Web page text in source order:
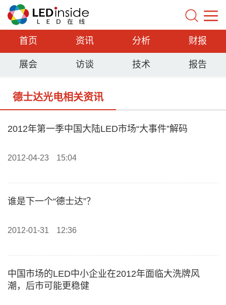
首页 资讯 分析 财报
展会 访谈 技术 报告
德士达光电相关资讯
2012年第一季中国大陆LED市场“大事件”解码
2012-04-23 15:04
谁是下一个“德士达”？
2012-01-31 12:36
中国市场的LED中小企业在2012年面临大洗牌风
潮，后市可能更稳健